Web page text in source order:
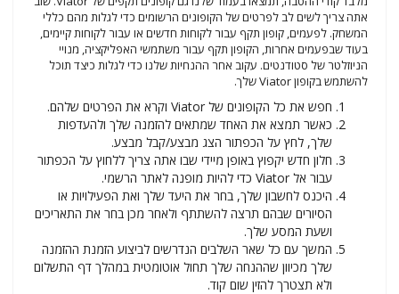
אתה צריך לשים לב לפרטים של הקופונים הרשומים כדי לגלות מהם כללי
המשחק. לפעמים, קופון תקף עבור לקוחות חדשים או עבור לקוחות קיימים,
בעוד שבפעמים אחרות, הקופון תקף עבור משתמשי האפליקציה, מנויי
הניוזלטר של סטודנטים. עקוב אחר ההנחיות שלנו כדי לגלות כיצד תוכל
להשתמש בקופון Viator שלך.
חפש את כל הקופונים של Viator וקרא את הפרטים שלהם.
כאשר תמצא את האחד שמתאים להזמנה שלך ולהעדפות
שלך, לחץ על הכפתור הצג מבצע/קבל מבצע.
חלון חדש יקפוץ באופן מיידי שבו אתה צריך ללחוץ על הכפתור
עבור אל Viator כדי להיות מופנה לאתר הרשמי.
היכנס לחשבון שלך, בחר את היעד שלך ואת הפעילויות או
הסיורים שבהם תרצה להשתתף ולאחר מכן בחר את התאריכים
ושעת המסע שלך.
המשך עם כל שאר השלבים הנדרשים לביצוע הזמנת ההזמנה
שלך מכיוון שההנחה שלך תחול אוטומטית במהלך דף התשלום
ולא תצטרך להזין שום קוד.